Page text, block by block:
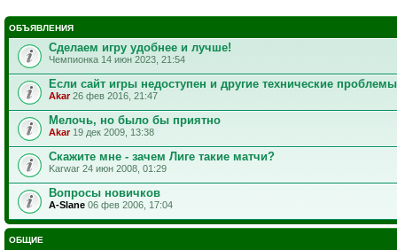
ОБЪЯВЛЕНИЯ
Сделаем игру удобнее и лучше!
Чемпионка 14 июн 2023, 21:54
Если сайт игры недоступен и другие технические проблемы
Akar26 фев 2016, 21:47
Мелочь, но было бы приятно
Akar19 дек 2009, 13:38
Скажите мне - зачем Лиге такие матчи?
Karwar 24 июн 2008, 01:29
Вопросы новичков
A-Slane 06 фев 2006, 17:04
ОБЩИЕ